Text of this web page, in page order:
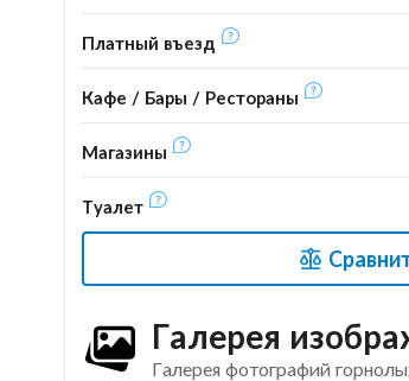
Платный въезд
Кафе / Бары / Рестораны
Магазины
Туалет
Галерея
Галерея фотографий